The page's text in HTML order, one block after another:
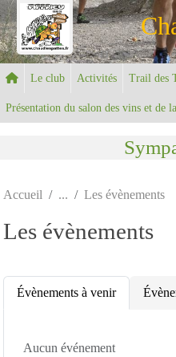
Le club Activités Trail des
Présentation du salon des vins et de
Accueil Les évènements
Les évènements
Évènements à venir
Aucun événement
Panneau de gestion des cookies